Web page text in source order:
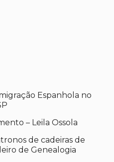
Espanhola no
– Leila Ossola
de cadeiras de
de Genealogia